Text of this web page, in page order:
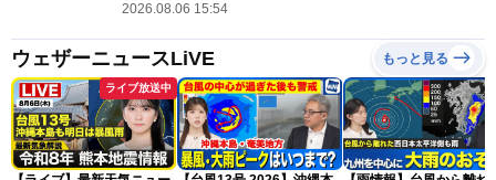
2026.08.06 15:54
ウェザーニュースLiVE もっと見る
ライブ放送中